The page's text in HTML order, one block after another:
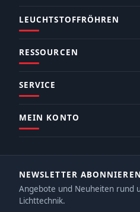
LEUCHTSTOFFRÖHREN
RESSOURCEN
SERVICE
MEIN KONTO
NEWSLETTER ABONNIEREN
Angebote und Neuheiten rund
Lichttechnik.